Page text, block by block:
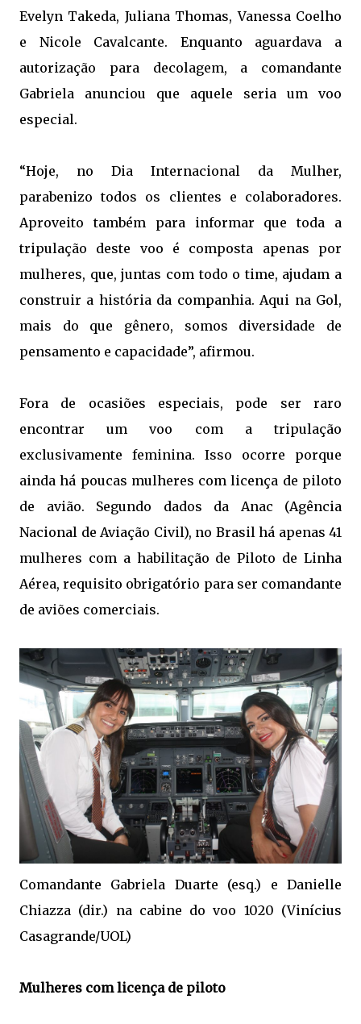
Evelyn Takeda, Juliana Thomas, Vanessa Coelho
e Nicole Cavalcante. Enquanto aguardava a
autorização para decolagem, a comandante
Gabriela anunciou que aquele seria um voo
especial.
“Hoje, no Dia Internacional da Mulher,
parabenizo todos os clientes e colaboradores.
Aproveito também para informar que toda a
tripulação deste voo é composta apenas por
mulheres, que, juntas com todo o time, ajudam a
construir a história da companhia. Aqui na Gol,
mais do que gênero, somos diversidade de
pensamento e capacidade”, afirmou.
Fora de ocasiões especiais, pode ser raro
encontrar um voo com a tripulação
exclusivamente feminina. Isso ocorre porque
ainda há poucas mulheres com licença de piloto
de avião. Segundo dados da Anac (Agência
Nacional de Aviação Civil), no Brasil há apenas 41
mulheres com a habilitação de Piloto de Linha
Aérea, requisito obrigatório para ser comandante
de aviões comerciais.
Comandante Gabriela Duarte (esq.) e Danielle
Chiazza (dir.) na cabine do voo 1020 (Vinícius
Casagrande/UOL)
Mulheres com licença de piloto